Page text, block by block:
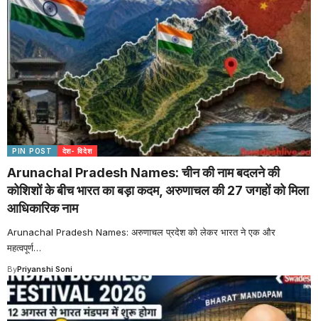
PIN POST देश- विदेश
Arunachal Pradesh Names: चीन की नाम बदलने की
कोशिशों के बीच भारत का बड़ा कदम, अरुणाचल की 27 जगहों को मिला
आधिकारिक नाम
Arunachal Pradesh Names: अरुणाचल प्रदेश को लेकर भारत ने एक और
महत्वपूर्ण…
ByPriyanshi Soni